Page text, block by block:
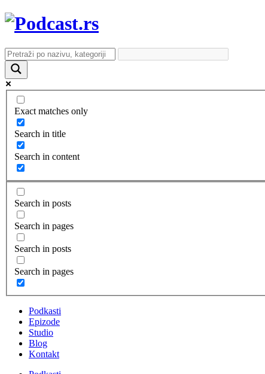
Exact matches only
Search in title
Search in content
Search in posts
Search in pages
Search in posts
Search in pages
Podkasti
Epizode
Studio
Blog
Kontakt